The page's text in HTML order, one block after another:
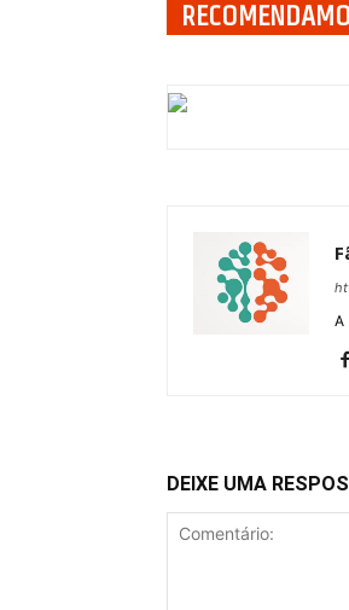
A
DEIXE UMA